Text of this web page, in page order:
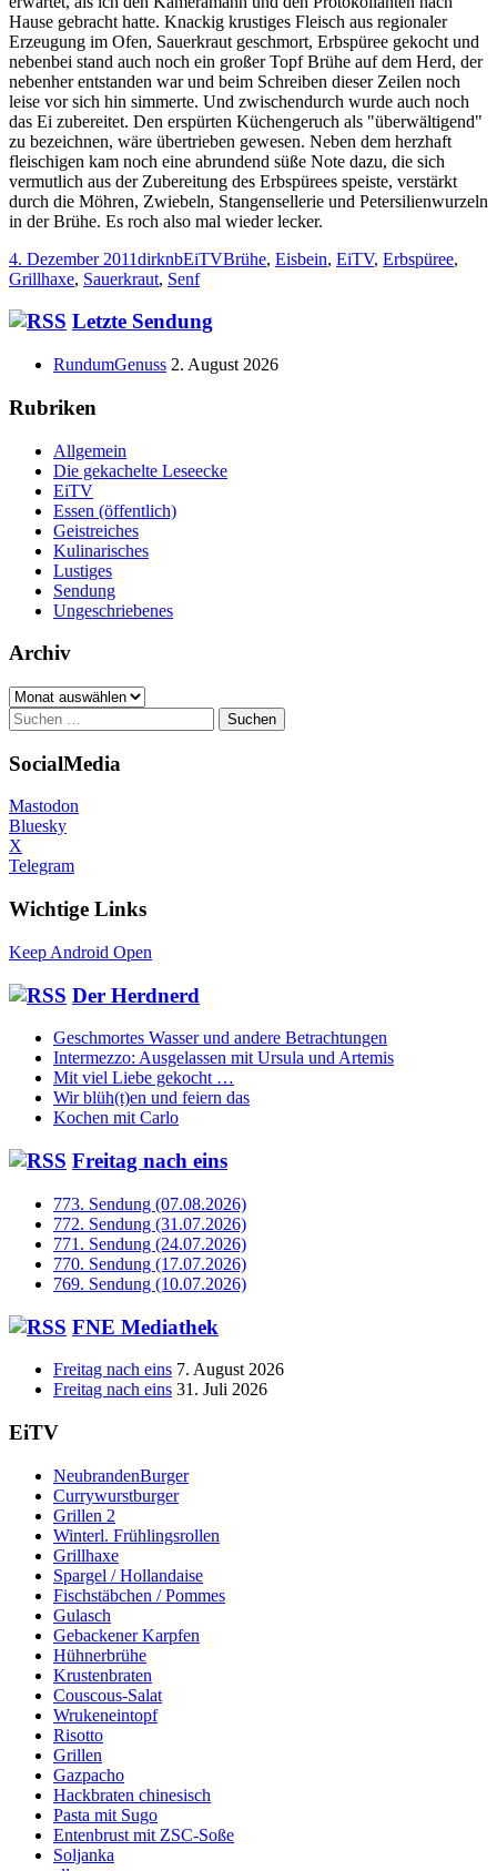
Hause gebracht hatte. Knackig krustiges Fleisch aus regionaler
Erzeugung im Ofen, Sauerkraut geschmort, Erbspüree gekocht und
nebenbei stand auch noch ein großer Topf Brühe auf dem Herd, der
nebenher entstanden war und beim Schreiben dieser Zeilen noch
leise vor sich hin simmerte. Und zwischendurch wurde auch noch
das Ei zubereitet. Den erspürten Küchengeruch als "überwältigend"
zu bezeichnen, wäre übertrieben gewesen. Neben dem herzhaft
fleischigen kam noch eine abrundend süße Note dazu, die sich
vermutlich aus der Zubereitung des Erbspürees speiste, verstärkt
durch die Möhren, Zwiebeln, Stangensellerie und Petersilienwurzeln
in der Brühe. Es roch also mal wieder lecker.
Veröffentlicht
am
4. Dezember 2011Autor
dirknbKategorien
EiTVSchlagwörter
Brühe, Eisbein, EiTV, Erbspüree,
Grillhaxe, Sauerkraut, Senf
Haupt-
Seitenleiste
Letzte Sendung
RundumGenuss 2. August 2026
Rubriken
Allgemein
Die gekachelte Leseecke
EiTV
Essen (öffentlich)
Geistreiches
Kulinarisches
Lustiges
Sendung
Ungeschriebenes
Archiv
Archiv
Suchen
nach:
SocialMedia
Mastodon
Bluesky
X
Telegram
Wichtige Links
Keep Android Open
Der Herdnerd
Geschmortes Wasser und andere Betrachtungen
Intermezzo: Ausgelassen mit Ursula und Artemis
Mit viel Liebe gekocht …
Wir blüh(t)en und feiern das
Kochen mit Carlo
Freitag nach eins
773. Sendung (07.08.2026)
772. Sendung (31.07.2026)
771. Sendung (24.07.2026)
770. Sendung (17.07.2026)
769. Sendung (10.07.2026)
FNE Mediathek
Freitag nach eins 7. August 2026
Freitag nach eins 31. Juli 2026
EiTV
NeubrandenBurger
Currywurstburger
Grillen 2
Winterl. Frühlingsrollen
Grillhaxe
Spargel / Hollandaise
Fischstäbchen / Pommes
Gulasch
Gebackener Karpfen
Hühnerbrühe
Krustenbraten
Couscous-Salat
Wrukeneintopf
Risotto
Grillen
Gazpacho
Hackbraten chinesisch
Pasta mit Sugo
Entenbrust mit ZSC-Soße
Soljanka